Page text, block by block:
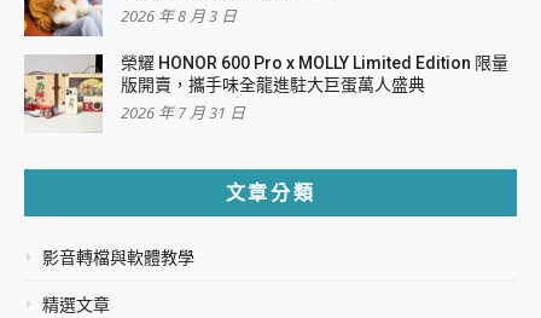
2026 年 8 月 3 日
榮耀 HONOR 600 Pro x MOLLY Limited Edition 限量
版開賣，攜手味全龍進駐大巨蛋萬人盛典
2026 年 7 月 31 日
文章分類
影音轉檔與軟體教學
精選文章